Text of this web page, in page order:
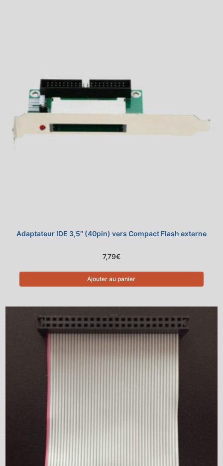
Adaptateur IDE 3,5″ (40pin) vers Compact Flash externe
7,79€
Ajouter au panier